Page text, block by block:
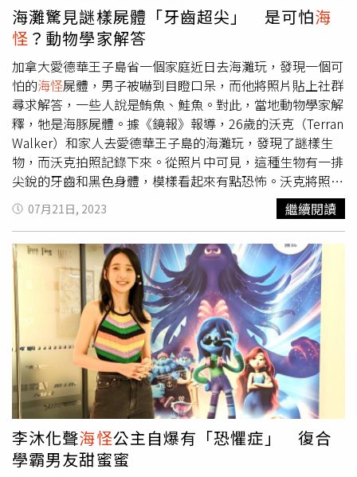
海灘驚見謎樣屍體「牙齒超尖」 是可怕海
怪 ？動物學家解答
加拿大愛德華王子島省一個家庭近日去海灘玩，發現一個可
怕的海怪屍體，男子被嚇到目瞪口呆，而他將照片貼上社群
尋求解答，一些人說是鮪魚、鮭魚。對此，當地動物學家解
釋，牠是海豚屍體。據《鏡報》報導，26歲的沃克（Terran
Walker）和家人去愛德華王子島的海灘玩，發現了謎樣生
物，而沃克拍照記錄下來。從照片中可見，這種生物有一排
尖銳的牙齒和黑色身體，模樣看起來有點恐怖。沃克將照片
貼到臉書社團後，網友紛紛留言「牠是惡夢之物」、「這就
是牠不在海裡游泳的原因」，沃克表示，他對此震驚，因為
魚，因為牙齒很利，聞起來像腐肉。沃克說，牠的頭部嚴重
腐爛，你可以看到下面的肉，牠看起來好像在笑，或是在咬
東西，因為嘴張很大，牙齒都露出來了，「很多人給我意
見，也有人說是鮪魚或是鮭魚，我知道都不是。」對此，野
生動物病理學家布爾克（Laura Bourque）說，這屍體不可
怕，牠很可能是海豚，其實那魚看起來沒那麼大，只是照片
看起來很可怕，牠的屍體在冬天被保存，現在開始被分解，
所以看起來很髒。布爾克強調，她查了一下海豚牙齒，就立
刻搞清楚狀況，特別是牠嘴巴的形狀。
07月21日, 2023 繼續閱讀
李沐化聲海怪公主自爆有「恐懼症」 復合
學霸男友甜蜜蜜